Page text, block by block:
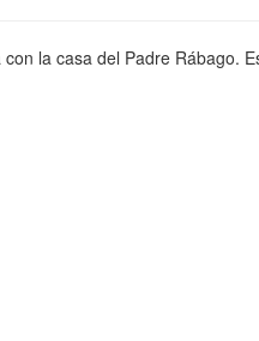
la casa del Padre Rábago.